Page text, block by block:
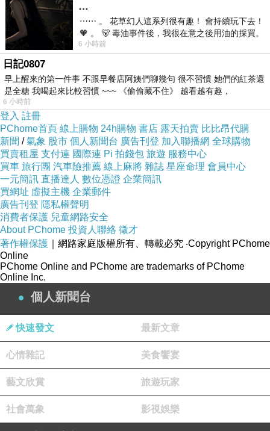
今天收到了春假要去北京的行程及報價
讓我想起快退伍時計畫去東京的那種喜悅
現在也開始有些期待去北京所能夠感受的新體驗
照片中在東京，也是盡情玩樂的時候
表情中可以感受到當時計畫去東京時那種的千呼
萬喚
現在要這樣出國，都只能在忙裡偷閒的時候
春假可以去北京
是有些期待加緊張
…
⋯⋯ 。 花草幻人這系列很有趣！ 會持續玩下去！
🧡 。 🐻 毒油事件後，我很在意之後用油的採買。
前天購買了我之前就很愛
6 小時前
日記0807
早上醒來的第一件事 不跟早餐店阿姨們聊幾句 很不習慣 她們的紅茶還
是全糖 我喝起來比較習慣 ~~~ 《偷偷藏不住》 越看越有趣，
6 小時前
登入 註冊
PChome首頁 線上購物 24h購物 書店 露天拍賣 比比昂代購
新聞 /氣象 股市 個人新聞台 廣告刊登 加入聯播網 全球購物
買賣租屋 支付連 國際連 Pi 拍錢包 旅遊 服務中心
買車 旅行團 汽車險推薦 線上麻將 雜誌 星座命理 會員中心
一元簡訊 直播達人 數位憑證 企業簡訊
買網址 虛擬主機 企業郵件
廣告刊登 隱私權聲明
消費者保護 兒童網路安全
About PChome 投資人聯絡 徵才
著作權保護 ｜網路家庭版權所有、轉載必究 ‧Copyright PChome
Online
PChome Online and PChome are trademarks of PChome
Online Inc.
個人新聞台
快速發文 最新文章
心情雜記 美食饗宴
藝文欣賞 旅遊玩家
社會萬象 影視娛樂